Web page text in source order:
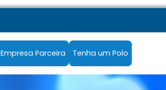
Empresa Parceira Tenha um Polo